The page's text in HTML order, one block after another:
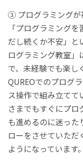
③ プログラミングが
「プログラミング
だし続くか不安」と
ログラミング教室
で、未経験でも楽し
QUREOでのプログ
ス操作で組み立て
さまでもすぐにプロ
も進めるのに迷った
ローをさせていただ
ようになっています。